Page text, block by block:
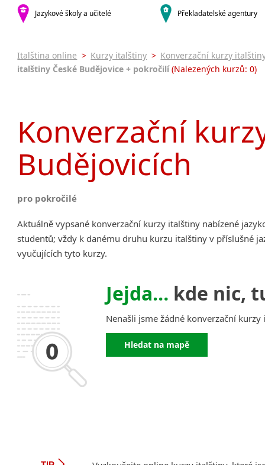
malá města podle abecedy
Jazykové školy a učitelé Překladatelské agentury
Italština online > Kurzy italštiny > Konverzační kurzy
italštiny České Budějovice + pokročilí(Nalezených kurzů: 0)
Konverzační
Budějovicích
pro pokročilé
Aktuálně vypsané konverzační kurzy italštiny nabízené
studentů; vždy k danému druhu kurzu italštiny v příslušné
vyučujících tyto kurzy.
Jejda… kde nic,
Nenašli jsme žádné konverzační
Hledat na mapě